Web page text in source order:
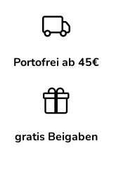
Portofrei ab 45€
gratis Beigaben